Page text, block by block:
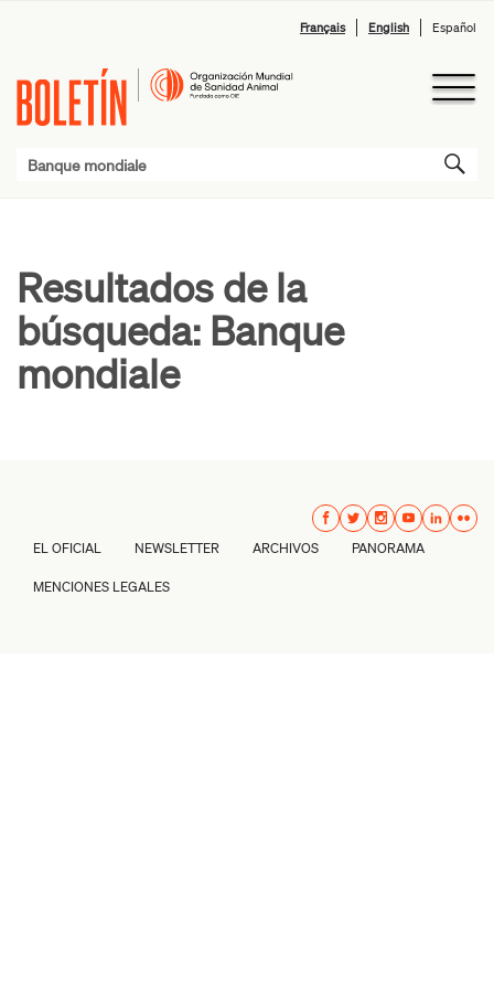
Français English Español
Resultados de la
búsqueda: Banque
mondiale
EL OFICIAL NEWSLETTER ARCHIVOS PANORAMA
MENCIONES LEGALES